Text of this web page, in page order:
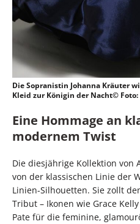
Die Sopranistin Johanna Kräuter
Kleid zur Königin der Nacht©
Eine Hommage an
modernem Twist
Die diesjährige Kollektion von
von der klassischen Linie der
Linien-Silhouetten. Sie zollt
Tribut – Ikonen wie Grace
Pate für die feminine,